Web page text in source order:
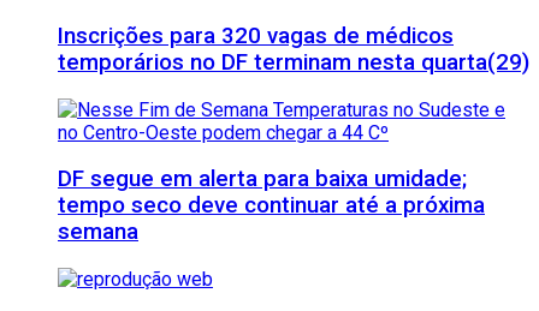
Inscrições para 320 vagas de médicos
temporários no DF terminam nesta quarta(29)
DF segue em alerta para baixa umidade;
tempo seco deve continuar até a próxima
semana